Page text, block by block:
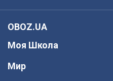
OBOZ.UA
Моя Школа
Мир